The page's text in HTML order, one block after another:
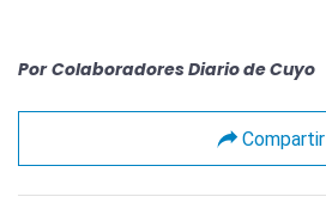
Por Colaboradores Diario de Cuyo
Compartir